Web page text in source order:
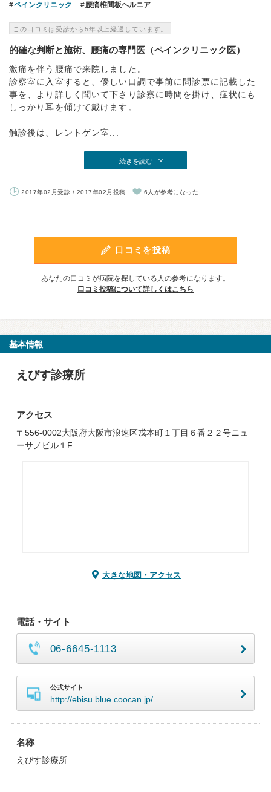
ペインクリニック 腰痛椎間板ヘルニア
この口コミは受診から5年以上経過しています。
的確な判断と施術、腰痛の専門医（ペインクリニック医）
激痛を伴う腰痛で来院しました。
診察室に入室すると、優しい口調で事前に問診票に記載した
事を、より詳しく聞いて下さり診察に時間を掛け、症状にも
しっかり耳を傾けて戴けます。
触診後は、レントゲン室...
続きを読む
2017年02月受診 / 2017年02月投稿 6人が参考になった
口コミを投稿
あなたの口コミが病院を探している人の参考になります。
口コミ投稿について詳しくはこちら
基本情報
えびす診療所
アクセス
〒556-0002大阪府大阪市浪速区戎本町１丁目６番２２号ニュ
ーサノビル１F
大きな地図・アクセス
電話・サイト
06-6645-1113
公式サイト
http://ebisu.blue.coocan.jp/
名称
えびす診療所